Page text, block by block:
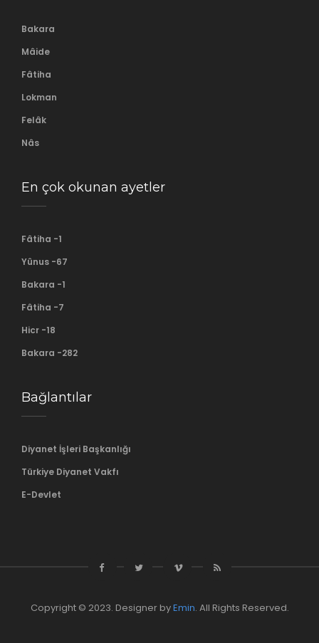
Bakara
Mâide
Fâtiha
Lokman
Felâk
Nâs
En çok okunan ayetler
Fâtiha -1
Yûnus -67
Bakara -1
Fâtiha -7
Hicr -18
Bakara -282
Bağlantılar
Diyanet İşleri Başkanlığı
Türkiye Diyanet Vakfı
E-Devlet
Copyright © 2023. Designer byEmin. All Rights Reserved.